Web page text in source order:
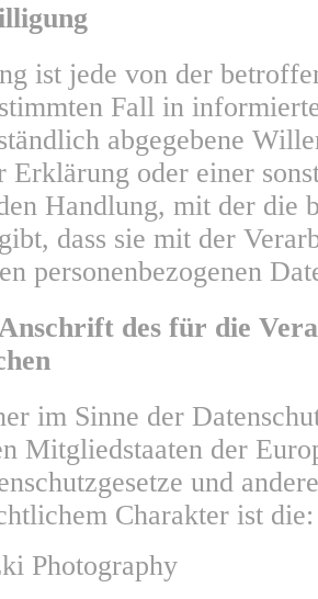
ist jede von der
Fall in
abgegebene
Erklärung oder einer
Handlung, mit der die
dass sie mit der
personenbezogenen
des für die
im Sinne der
Mitgliedstaaten der
und
Charakter ist die:
Photography